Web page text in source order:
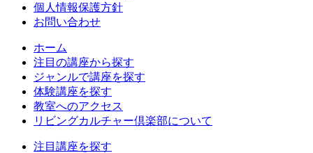
個人情報保護方針
お問い合わせ
ホーム
注目の講座から探す
ジャンルで講座を探す
体験講座を探す
教室へのアクセス
リビングカルチャー倶楽部について
注目講座を探す